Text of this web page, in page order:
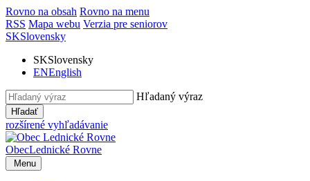
Rovno na obsah Rovno na menu
RSS Mapa webu Verzia pre seniorov
SKSlovensky
SKSlovensky
ENEnglish
Hľadaný výraz
Hľadať
rozšírené vyhľadávanie
ObecLednické Rovne
Menu